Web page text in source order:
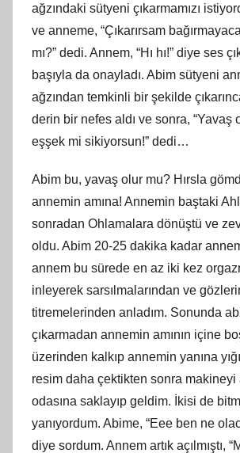
ağzındaki sütyeni çıkarmamızı
ve anneme, “Çıkarırsam
mı?” dedi. Annem, “Hı hı!” diye ses
başıyla da onayladı. Abim sütyeni
ağzından temkinli bir şekilde
derin bir nefes aldı ve sonra, “Yavaş
eşşek mi sikiyorsun!” dedi…
Abim bu, yavaş olur mu? Hırsla
annemin amına! Annemin baştaki
sonradan Ohlamalara dönüştü ve
oldu. Abim 20-25 dakika kadar
annem bu sürede en az iki kez
inleyerek sarsılmalarından ve
titremelerinden anladım. Sonunda
çıkarmadan annemin amının içine
üzerinden kalkıp annemin yanına
resim daha çektikten sonra makineyi
odasına saklayıp geldim. İkisi de
yanıyordum. Abime, “Eee ben ne
diye sordum. Annem artık açılmıştı,